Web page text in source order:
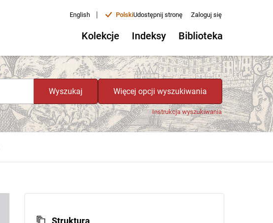
English | PolskiUdostępnij stronę Zaloguj się
Kolekcje Indeksy Biblioteka
Wyszukaj Więcej opcji wyszukiwania
Instrukcja wyszukiwania
Struktura